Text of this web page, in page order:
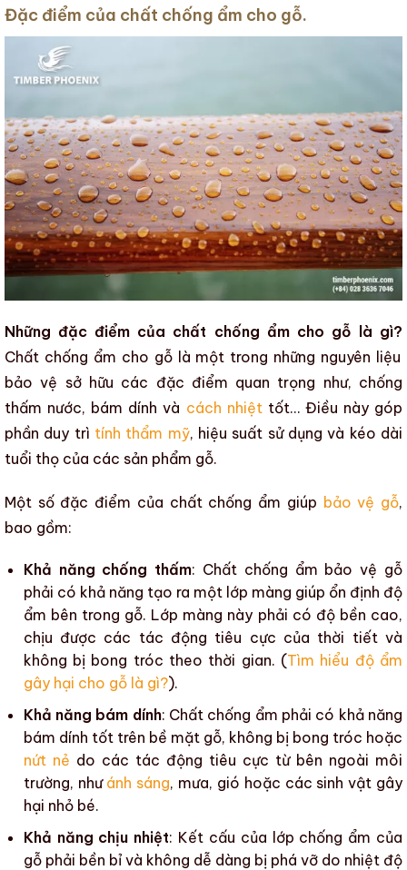
Đặc điểm của chất chống ẩm cho gỗ.
Những đặc điểm của chất chống ẩm cho gỗ là gì?
Chất chống ẩm cho gỗ là một trong những nguyên liệu
bảo vệ sở hữu các đặc điểm quan trọng như, chống
thấm nước, bám dính và cách nhiệttốt… Điều này góp
phần duy trì tính thẩm mỹ, hiệu suất sử dụng và kéo dài
tuổi thọ của các sản phẩm gỗ.
Một số đặc điểm của chất chống ẩm giúp bảo vệ gỗ,
bao gồm:
Khả năng chống thấm: Chất chống ẩm bảo vệ gỗ
phải có khả năng tạo ra một lớp màng giúp ổn định độ
ẩm bên trong gỗ. Lớp màng này phải có độ bền cao,
chịu được các tác động tiêu cực của thời tiết và
không bị bong tróc theo thời gian. (Tìm hiểu độ ẩm
gây hại cho gỗ là gì?).
Khả năng bám dính: Chất chống ẩm phải có khả năng
bám dính tốt trên bề mặt gỗ, không bị bong tróc hoặc
nứt nẻ do các tác động tiêu cực từ bên ngoài môi
trường, như ánh sáng, mưa, gió hoặc các sinh vật gây
hại nhỏ bé.
Khả năng chịu nhiệt: Kết cấu của lớp chống ẩm của
gỗ phải bền bỉ và không dễ dàng bị phá vỡ do nhiệt độ